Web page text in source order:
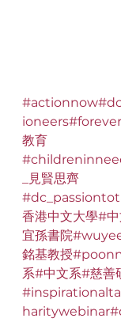
#actionnow
ioneers
教育
_見賢思齊
香港中文大學#
宜孫書院
銘基教授
系#中文系#慈善
haritywebinar